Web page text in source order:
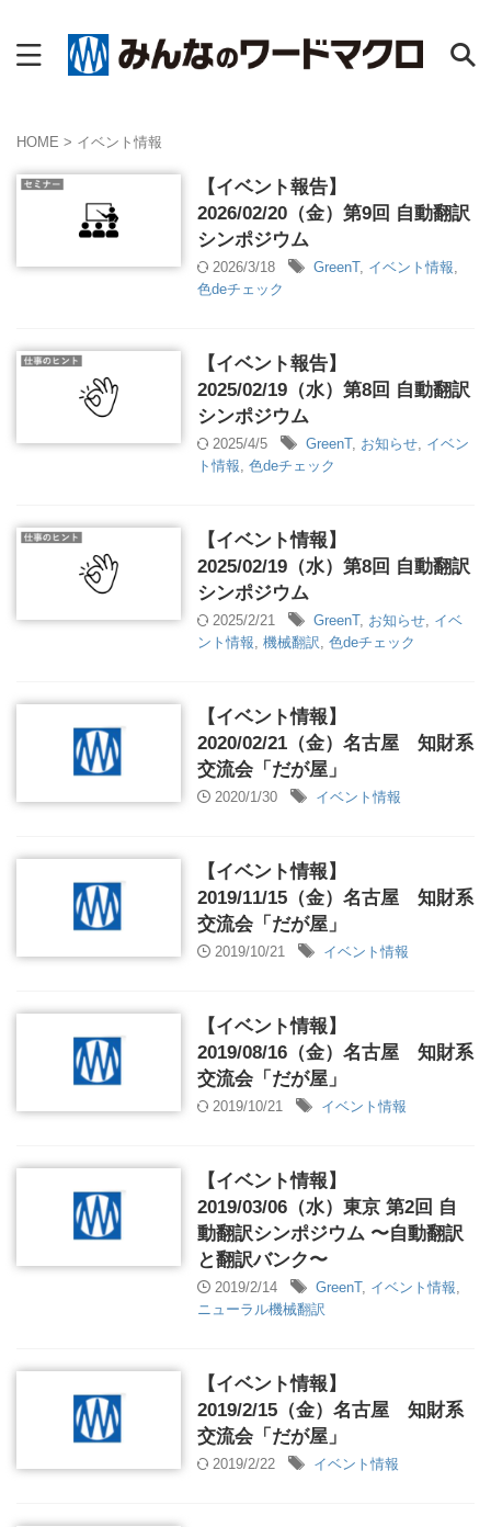
HOME > イベント情報
【イベント報告】
2026/02/20（金）第9回 自動翻訳
シンポジウム
2026/3/18 GreenT, イベント情報,
色deチェック
【イベント報告】
2025/02/19（水）第8回 自動翻訳
シンポジウム
2025/4/5 GreenT, お知らせ, イベン
ト情報, 色deチェック
【イベント情報】
2025/02/19（水）第8回 自動翻訳
シンポジウム
2025/2/21 GreenT, お知らせ, イベ
ント情報, 機械翻訳, 色deチェック
【イベント情報】
2020/02/21（金）名古屋 知財系
交流会「だが屋」
2020/1/30 イベント情報
【イベント情報】
2019/11/15（金）名古屋 知財系
交流会「だが屋」
2019/10/21 イベント情報
【イベント情報】
2019/08/16（金）名古屋 知財系
交流会「だが屋」
2019/10/21 イベント情報
【イベント情報】
2019/03/06（水）東京 第2回 自
動翻訳シンポジウム 〜自動翻訳
と翻訳バンク〜
2019/2/14 GreenT, イベント情報,
ニューラル機械翻訳
【イベント情報】
2019/2/15（金）名古屋 知財系
交流会「だが屋」
2019/2/22 イベント情報